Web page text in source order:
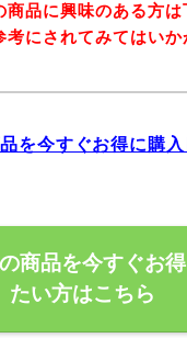
商品に興味のある方
考にされてみてはいか
を今すぐお得に購入
商品を今すぐお
たい方はこちら